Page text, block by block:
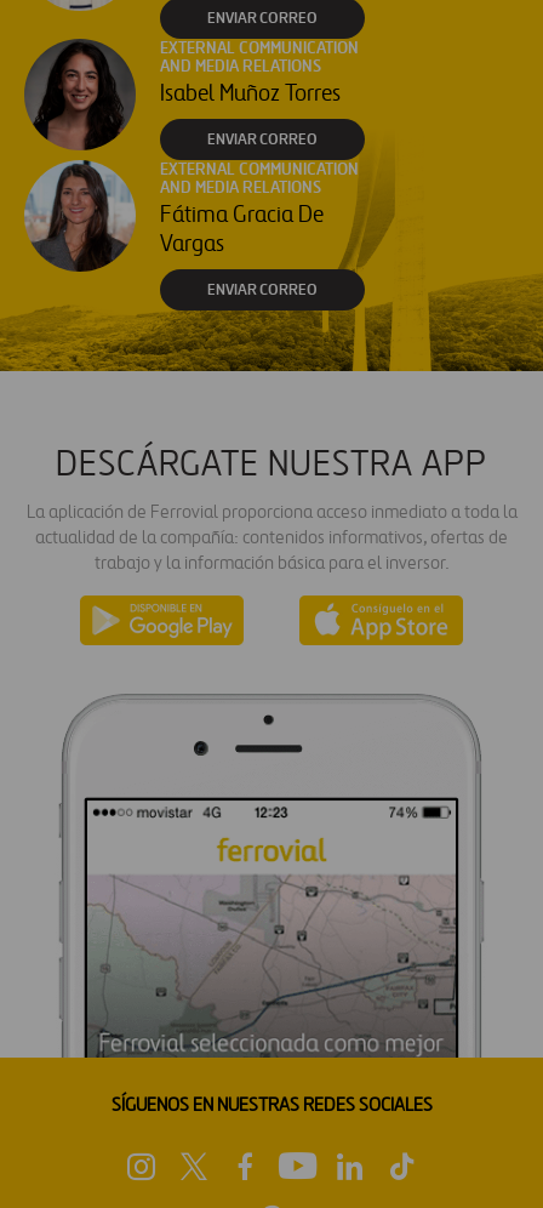
ENVIAR CORREO
EXTERNAL COMMUNICATION
AND MEDIA RELATIONS
Isabel Muñoz Torres
ENVIAR CORREO
EXTERNAL COMMUNICATION
AND MEDIA RELATIONS
Fátima Gracia De
Vargas
ENVIAR CORREO
DESCÁRGATE NUESTRA APP
La aplicación de Ferrovial proporciona acceso inmediato a toda la
actualidad de la compañía: contenidos informativos, ofertas de
trabajo y la información básica para el inversor.
SÍGUENOS EN NUESTRAS REDES SOCIALES